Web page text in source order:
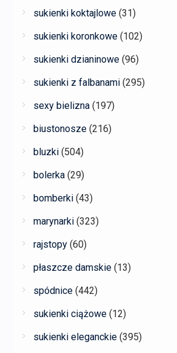
sukienki koktajlowe (31)
sukienki koronkowe (102)
sukienki dzianinowe (96)
sukienki z falbanami (295)
sexy bielizna (197)
biustonosze (216)
bluzki (504)
bolerka (29)
bomberki (43)
marynarki (323)
rajstopy (60)
płaszcze damskie (13)
spódnice (442)
sukienki ciążowe (12)
sukienki eleganckie (395)